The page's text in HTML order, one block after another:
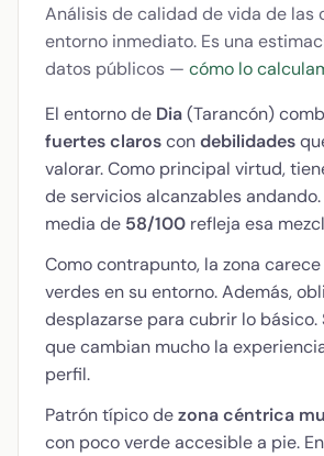
Análisis de calidad de vida de las
entorno inmediato. Es una
datos públicos — cómo lo
El entorno de Dia(Tarancón)
fuertes claroscondebilidades
valorar. Como principal virtud,
de servicios alcanzables
media de 58/100 refleja esa
Como contrapunto, la zona
verdes en su entorno. Además,
desplazarse para cubrir lo básico.
que cambian mucho la
perfil.
Patrón típico dezona céntrica
con poco verde accesible a pie.